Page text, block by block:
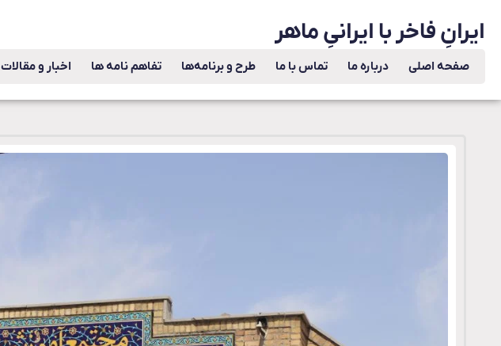
ایرانِ فاخر با ایرانیِ ماهر
صفحه اصلی درباره ما تماس با ما طرح و برنامه‌ها تفاهم نامه ها اخبار و مقالات